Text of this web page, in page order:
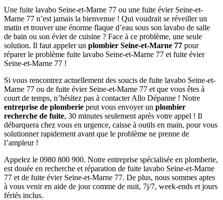
Une fuite lavabo Seine-et-Marne 77 ou une fuite évier Seine-et-
Marne 77 n’est jamais la bienvenue ! Qui voudrait se réveiller un
matin et trouver une énorme flaque d’eau sous son lavabo de salle
de bain ou son évier de cuisine ? Face à ce problème, une seule
solution. Il faut appeler un plombier Seine-et-Marne 77 pour
réparer le problème fuite lavabo Seine-et-Marne 77 et fuite évier
Seine-et-Marne 77 !
Si vous rencontrez actuellement des soucis de fuite lavabo Seine-et-
Marne 77 ou de fuite évier Seine-et-Marne 77 et que vous êtes à
court de temps, n’hésitez pas à contacter Allo Dépanne ! Notre
entreprise de plomberie peut vous envoyer un plombier
recherche de fuite, 30 minutes seulement après votre appel ! Il
débarquera chez vous en urgence, caisse à outils en main, pour vous
solutionner rapidement avant que le problème ne prenne de
l’ampleur !
Appelez le 0980 800 900. Notre entreprise spécialisée en plomberie,
est douée en recherche et réparation de fuite lavabo Seine-et-Marne
77 et de fuite évier Seine-et-Marne 77. De plus, nous sommes aptes
à vous venir en aide de jour comme de nuit, 7j/7, week-ends et jours
fériés inclus.